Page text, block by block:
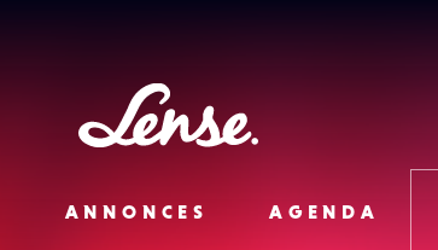
Lense
ANNONCES AGENDA